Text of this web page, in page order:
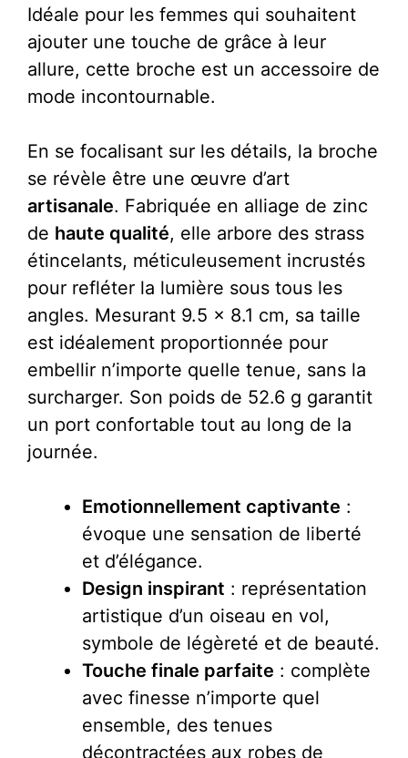
Idéale pour les femmes qui souhaitent
ajouter une touche de grâce à leur
allure, cette broche est un accessoire de
mode incontournable.
En se focalisant sur les détails, la broche
se révèle être une œuvre d’art
artisanale. Fabriquée en alliage de zinc
de haute qualité, elle arbore des strass
étincelants, méticuleusement incrustés
pour refléter la lumière sous tous les
angles. Mesurant 9.5 x 8.1 cm, sa taille
est idéalement proportionnée pour
embellir n’importe quelle tenue, sans la
surcharger. Son poids de 52.6 g garantit
un port confortable tout au long de la
journée.
Emotionnellement captivante :
évoque une sensation de liberté
et d’élégance.
Design inspirant : représentation
artistique d’un oiseau en vol,
symbole de légèreté et de beauté.
Touche finale parfaite : complète
avec finesse n’importe quel
ensemble, des tenues
décontractées aux robes de